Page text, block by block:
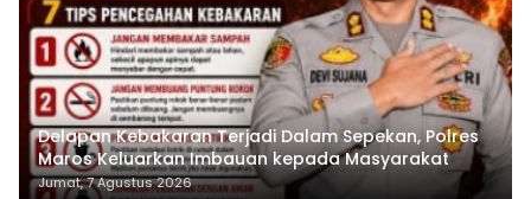
Delapan Kebakaran Terjadi Dalam Sepekan, Polres
Maros Keluarkan Imbauan kepada Masyarakat
Jumat, 7 Agustus 2026